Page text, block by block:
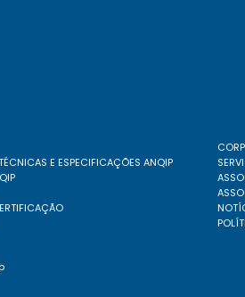
E ESPECIFICAÇÕES ANQIP